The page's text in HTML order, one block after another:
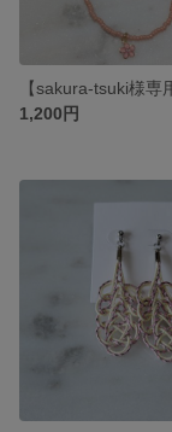
1,200円